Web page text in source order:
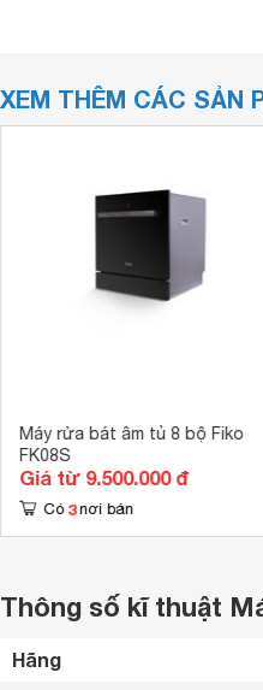
XEM THÊM CÁC SẢN
Máy rửa bát âm tủ 8 bộ Fiko
FK08S
Giá từ 9.500.000 đ
Có 3 nơi bán
Thông số kĩ thuật
Hãng